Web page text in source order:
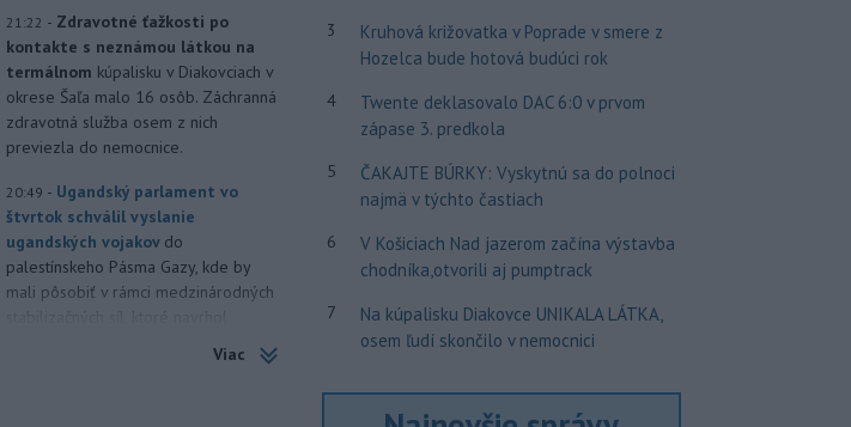
21:22 - Zdravotné ťažkosti po
kontakte s neznámou látkou na
termálnom kúpalisku v Diakovciach v
okrese Šaľa malo 16 osôb. Záchranná
zdravotná služba osem z nich
previezla do nemocnice.
20:49 - Ugandský parlament vo
štvrtok schválil vyslanie
ugandských vojakov do
palestínskeho Pásma Gazy, kde by
mali pôsobiť v rámci medzinárodných
Viac
3
Kruhová križovatka v Poprade v smere z
Hozelca bude hotová budúci rok
4
Twente deklasovalo DAC 6:0 v prvom
zápase 3. predkola
5
ČAKAJTE BÚRKY: Vyskytnú sa do polnoci
najmä v týchto častiach
6
V Košiciach Nad jazerom začína výstavba
chodníka,otvorili aj pumptrack
7
Na kúpalisku Diakovce UNIKALA LÁTKA,
osem ľudí skončilo v nemocnici